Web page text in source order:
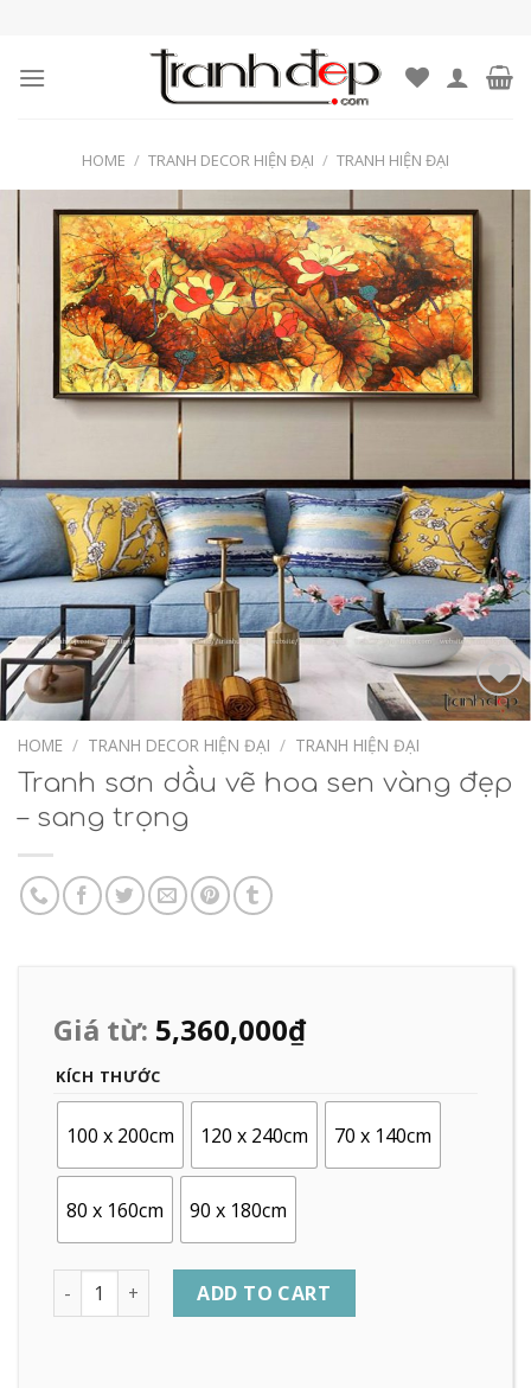
content
HOME / TRANH DECOR HIỆN ĐẠI / TRANH HIỆN ĐẠI
Add to
HOME / TRANH DECOR HIỆN ĐẠI / TRANH HIỆN ĐẠI
Tranh sơn dầu vẽ hoa sen vàng đẹp
– sang trọng
Giá từ: 5,360,000₫
KÍCH THƯỚC
100 x 200cm 120 x 240cm 70 x 140cm
80 x 160cm 90 x 180cm
Quantity ADD TO CART